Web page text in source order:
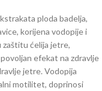
ploda badelja,
korijena vodopije i
zaštitu ćelija jetre,
efekat na zdravlje
jetre. Vodopija
motilitet, doprinosi